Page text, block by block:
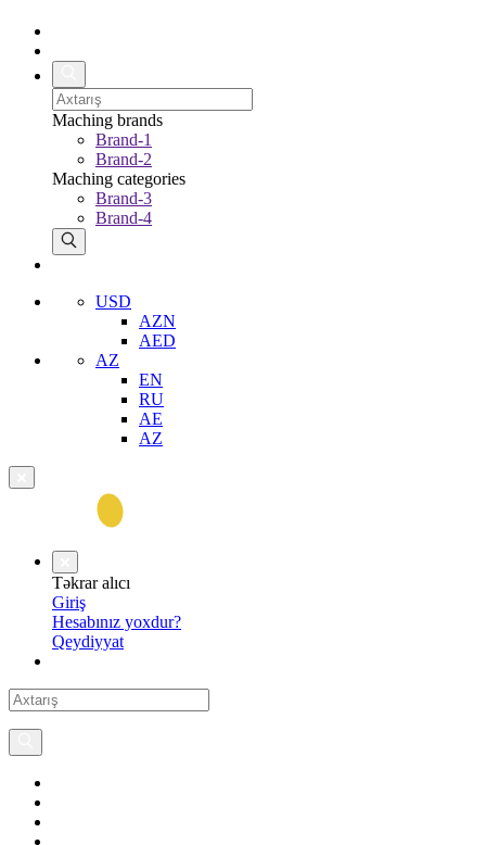
Maching brands
Brand-1
Brand-2
Maching categories
Brand-3
Brand-4
USD
AZN
AED
AZ
EN
RU
AE
AZ
Təkrar alıcı
Giriş
Hesabınız yoxdur?
Qeydiyyat